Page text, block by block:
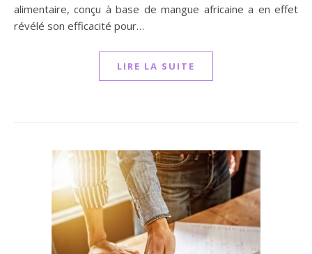
alimentaire, conçu à base de mangue africaine a en effet
révélé son efficacité pour…
LIRE LA SUITE